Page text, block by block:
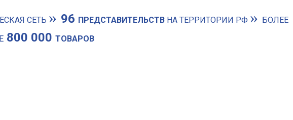
СЕТЬ » 96 ПРЕДСТАВИТЕЛЬСТВНА ТЕРРИТОРИИ РФ » БОЛЕЕ
800 000 ТОВАРОВ